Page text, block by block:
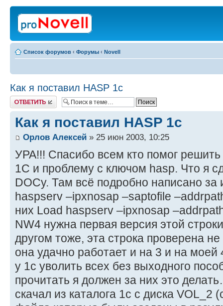
Список форумов ‹ Форумы ‹ Novell
Как я поставил HASP 1c
Ответить
Как я поставил HASP 1c
Орлов Алексей » 25 июн 2003, 10:25
УРА!!! Спасибо всем кто помог
1С и проблему с ключом hasp. Что я
DOCу. Там всё подробно написано
haspserv –ipxnosap –saptofile
них Load haspserv –ipxnosap
NW4 нужна первая версия этой
другом тоже, эта строка проверена
она удачно работает и на 3 и на
у 1с уволить всех без выходного
прочитать я должен за них это
скачал из каталога 1с с диска